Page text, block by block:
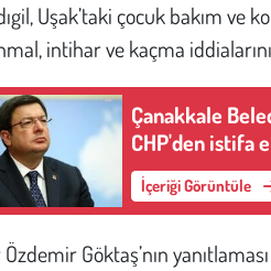
Uşak’taki çocuk bakım
intihar ve kaçma
Çanakkale
CHP'den istifa
İçeriği Görüntüle
Göktaş’nın